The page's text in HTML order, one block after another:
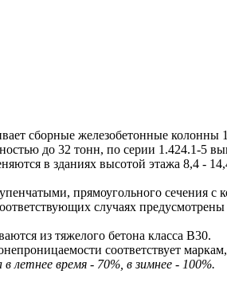
сборные железобетонные колонны
до 32 тонн, по серии 1.424.1-5
в зданиях высотой этажа 8,4 -
прямоугольного сечения с
случаях
из тяжелого бетона класса В30.
соответствует
летнее время - 70%, в зимнее - 100%.